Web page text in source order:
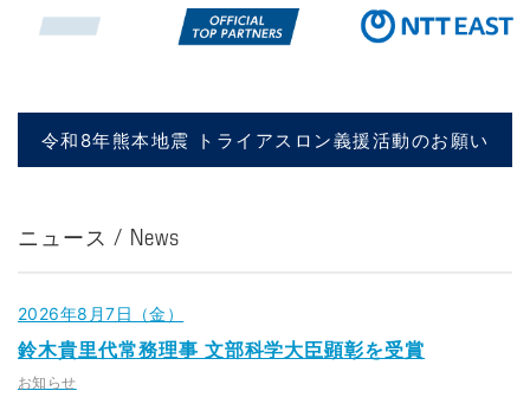
令和8年熊本地震 トライアスロン義援活動のお願い
ニュース / News
2026年8月7日（金）
鈴木貴里代常務理事 文部科学大臣顕彰を受賞
お知らせ